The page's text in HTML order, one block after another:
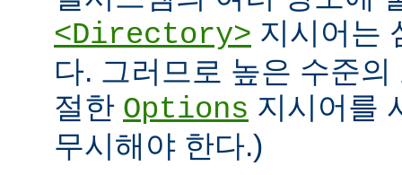
<Directory> 지시어는
다. 그러므로 높은 수준
절한 Options 지시어를
무시해야 한다.)